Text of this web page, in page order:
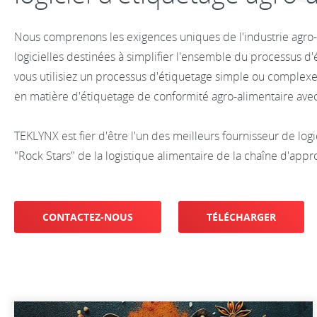
Nous comprenons les exigences uniques de l'industrie
logicielles destinées à simplifier l'ensemble du processus
vous utilisiez un processus d'étiquetage simple ou
en matière d'étiquetage de conformité agro-alimentaire avec
TEKLYNX est fier d'être l'un des meilleurs fournisseur de
"Rock Stars" de la logistique alimentaire de la chaîne
CONTACTEZ-NOUS TÉLÉCHARGER